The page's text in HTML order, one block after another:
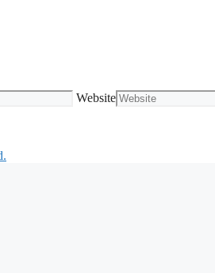
Website